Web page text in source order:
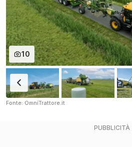
10
Fonte: OmniTrattore.it